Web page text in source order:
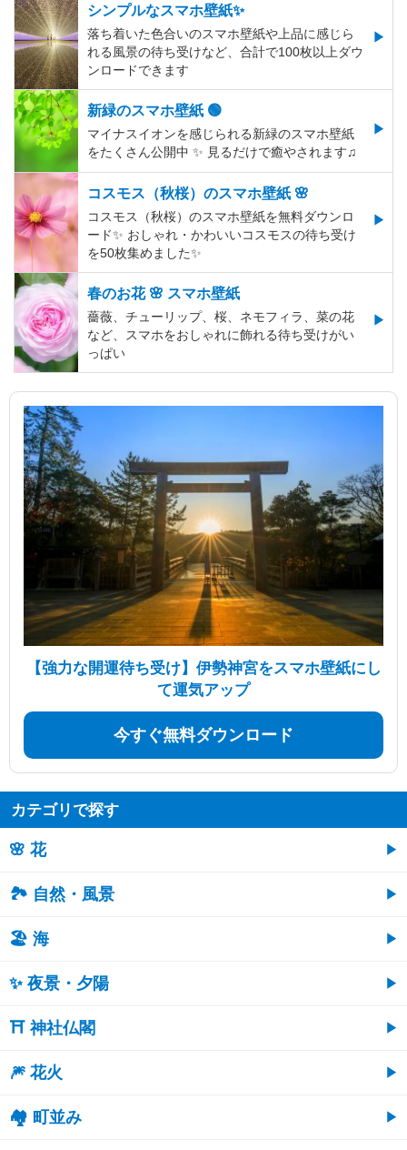
シンプルなスマホ壁紙✨
落ち着いた色合いのスマホ壁紙や上品に感じら
れる風景の待ち受けなど、合計で100枚以上ダウ
ンロードできます
新緑のスマホ壁紙 🟢
マイナスイオンを感じられる新緑のスマホ壁紙
をたくさん公開中 ✨ 見るだけで癒やされます♫
コスモス（秋桜）のスマホ壁紙 🌸
コスモス（秋桜）のスマホ壁紙を無料ダウンロ
ード✨️ おしゃれ・かわいいコスモスの待ち受け
を50枚集めました✨️
春のお花 🌸 スマホ壁紙
薔薇、チューリップ、桜、ネモフィラ、菜の花
など、スマホをおしゃれに飾れる待ち受けがい
っぱい
【強力な開運待ち受け】伊勢神宮をスマホ壁紙にし
て運気アップ
今すぐ無料ダウンロード
カテゴリで探す
🌸 花
🏞️ 自然・風景
🏖 海
✨ 夜景・夕陽
⛩ 神社仏閣
🎆 花火
🏘 町並み